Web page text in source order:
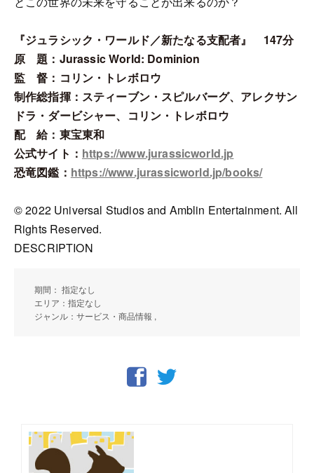
『ジュラシック・ワールド／新たなる支配者』 147分
原 題：Jurassic World: Dominion
監 督：コリン・トレボロウ
制作総指揮：スティーブン・スピルバーグ、アレクサン
ドラ・ダービシャー、コリン・トレボロウ
配 給：東宝東和
公式サイト： https://www.jurassicworld.jp
恐竜図鑑： https://www.jurassicworld.jp/books/
© 2022 Universal Studios and Amblin Entertainment. All
Rights Reserved.
DESCRIPTION
期間： 指定なし
エリア：指定なし
ジャンル：サービス・商品情報 ,